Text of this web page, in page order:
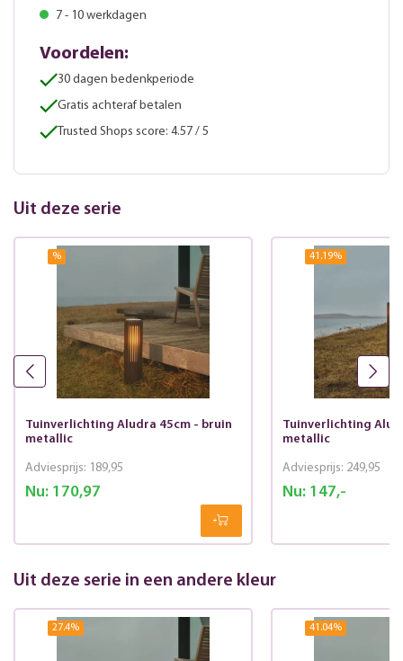
7 - 10 werkdagen
Voordelen:
30 dagen bedenkperiode
Gratis achteraf betalen
Trusted Shops score: 4.57 / 5
Uit deze serie
%
Tuinverlichting Aludra 45cm - bruin
metallic
Nu:170,97
Adviesprijs: 189,95
41.19%
Tuinverlichting
metallic
Nu:147,-
Adviesprijs: 249,95
Uit deze serie in een andere kleur
27.4% 41.04%